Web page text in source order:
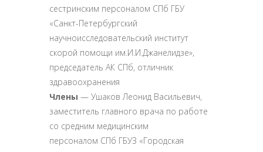
сестринским персоналом СПб ГБУ
«Санкт-Петербургский
научноисследовательский институт
скорой помощи им.И.И.Джанелидзе»,
председатель АК СПб, отличник
здравоохранения
Члены — Ушаков Леонид Васильевич,
заместитель главного врача по работе
со средним медицинским
персоналом СПб ГБУЗ «Городская